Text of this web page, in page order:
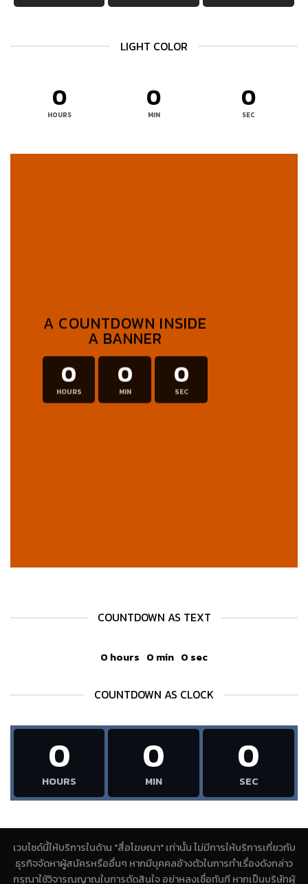
LIGHT COLOR
0
HOURS
0
MIN
0
SEC
A COUNTDOWN INSIDE
A BANNER
0
HOURS
0
MIN
0
SEC
COUNTDOWN AS TEXT
0 hours 0 min 0 sec
COUNTDOWN AS CLOCK
0
HOURS
0
MIN
0
SEC
เวบไซด์นี้ให้บริการในด้าน "สื่อโฆษณา" เท่านั้น ไม่มีการให้บริการเกี่ยวกับ
ธุรกิจจัดหาผู้สมัครหรืออื่นๆ หากมีบุคคลอ้างตัวในการทำเรื่องดังกล่าว
กรุณาใช้วิจารณญาณในการตัดสินใจ อย่าหลงเชื่อทันที หากเป็นบริษัทผู้